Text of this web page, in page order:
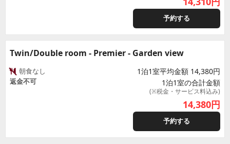
予約する
Twin/Double room - Premier - Garden view
朝食なし
返金不可
1泊1室平均金額 14,380円
1泊1室の合計金額
(※税金・サービス料込み)
14,380円
予約する